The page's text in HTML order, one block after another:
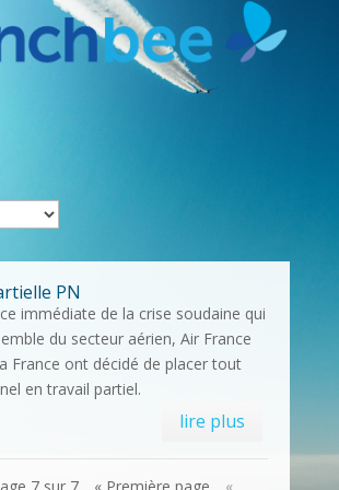
PN
immédiate de la crise soudaine qui
du secteur aérien, Air France
France ont décidé de placer tout
en travail partiel.
lire plus
7 sur 7 « Première page «
…